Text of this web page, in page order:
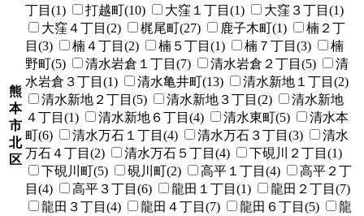
熊
本
市
北
区
丁目(1)
打越町(10) 大窪１丁目(1)
大窪３丁目(1)
大窪４丁目(2)
梶尾町(27) 鹿子木町(1)
楠２丁
目(3)
楠４丁目(2) 楠５丁目(1) 楠７丁目(3)
楠
野町(5)
清水岩倉１丁目(7) 清水岩倉２丁目(5)
清
水岩倉３丁目(1)
清水亀井町(13)
清水新地１丁目(2)
清水新地２丁目(5)
清水新地３丁目(2)
清水新地
４丁目(1)
清水新地６丁目(4) 清水東町(5)
清水本
町(6)
清水万石１丁目(4) 清水万石３丁目(3)
清水
万石４丁目(2)
清水万石５丁目(4)
下硯川２丁目(1)
下硯川町(5)
硯川町(2) 高平１丁目(4)
高平２丁
目(4)
高平３丁目(6) 龍田１丁目(1)
龍田２丁目(7)
龍田３丁目(4)
龍田４丁目(7) 龍田６丁目(5)
龍